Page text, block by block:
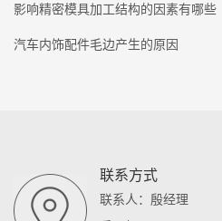
影响精密模具加工结构的因素有哪些
汽车内饰配件毛边产生的原因
联系方式
联系人：殷经理